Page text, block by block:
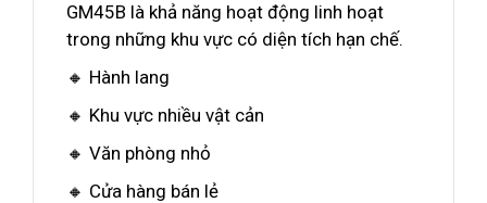
GM45B là khả năng hoạt động linh hoạt
trong những khu vực có diện tích hạn chế.
🔸 Hành lang
🔸 Khu vực nhiều vật cản
🔸 Văn phòng nhỏ
🔸 Cửa hàng bán lẻ